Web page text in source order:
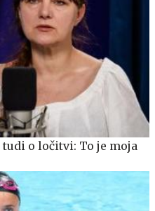
o ločitvi: To je moja